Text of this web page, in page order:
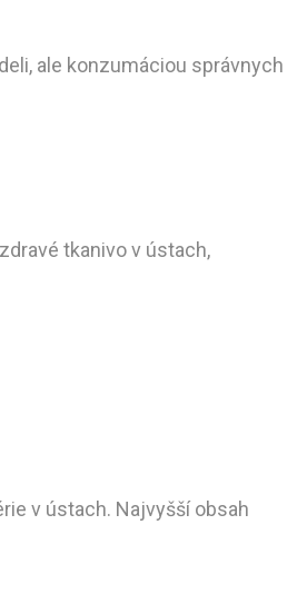
ale konzumáciou správnych
tkanivo v ústach,
v ústach. Najvyšší obsah